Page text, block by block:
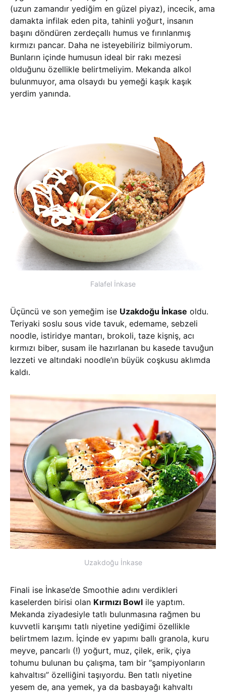
(uzun zamandır yediğim en güzel piyaz), incecik, ama
damakta infilak eden pita, tahinli yoğurt, insanın
başını döndüren zerdeçallı humus ve fırınlanmış
kırmızı pancar. Daha ne isteyebiliriz bilmiyorum.
Bunların içinde humusun ideal bir rakı mezesi
olduğunu özellikle belirtmeliyim. Mekanda alkol
bulunmuyor, ama olsaydı bu yemeği kaşık kaşık
yerdim yanında.
Falafel İnkase
Üçüncü ve son yemeğim ise Uzakdoğu İnkase oldu.
Teriyaki soslu sous vide tavuk, edemame, sebzeli
noodle, istiridye mantarı, brokoli, taze kişniş, acı
kırmızı biber, susam ile hazırlanan bu kasede tavuğun
lezzeti ve altındaki noodle’ın büyük coşkusu aklımda
kaldı.
Uzakdoğu İnkase
Finali ise İnkase’de Smoothie adını verdikleri
kaselerden birisi olan Kırmızı Bowl ile yaptım.
Mekanda ziyadesiyle tatlı bulunmasına rağmen bu
kuvvetli karışımı tatlı niyetine yediğimi özellikle
belirtmem lazım. İçinde ev yapımı ballı granola, kuru
meyve, pancarlı (!) yoğurt, muz, çilek, erik, çiya
tohumu bulunan bu çalışma, tam bir “şampiyonların
kahvaltısı” özelliğini taşıyordu. Ben tatlı niyetine
yesem de, ana yemek, ya da basbayağı kahvaltı